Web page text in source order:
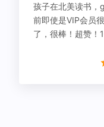
孩子在北美读书，
前即使是VIP会员
了，很棒！超赞！